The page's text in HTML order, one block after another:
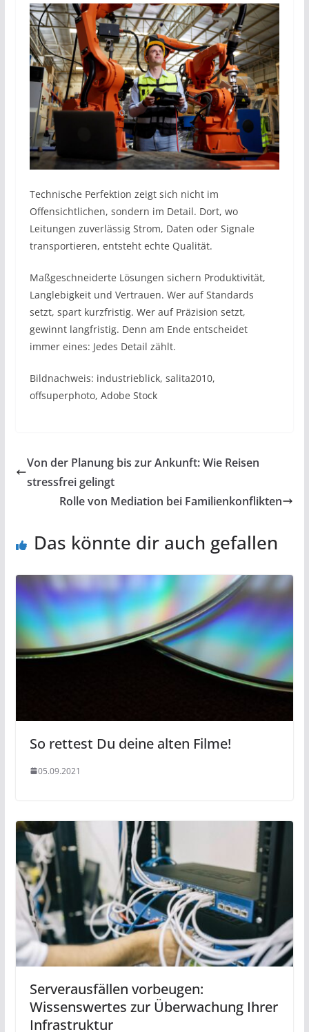
Technische Perfektion zeigt sich nicht im
Offensichtlichen, sondern im Detail. Dort, wo
Leitungen zuverlässig Strom, Daten oder Signale
transportieren, entsteht echte Qualität.
Maßgeschneiderte Lösungen sichern Produktivität,
Langlebigkeit und Vertrauen. Wer auf Standards
setzt, spart kurzfristig. Wer auf Präzision setzt,
gewinnt langfristig. Denn am Ende entscheidet
immer eines: Jedes Detail zählt.
Bildnachweis: industrieblick, salita2010,
offsuperphoto, Adobe Stock
Von der Planung bis zur Ankunft: Wie Reisen
stressfrei gelingt
Rolle von Mediation bei Familienkonflikten
Das könnte dir auch gefallen
So rettest Du deine alten Filme!
05.09.2021
Serverausfällen vorbeugen:
Wissenswertes zur Überwachung Ihrer
Infrastruktur